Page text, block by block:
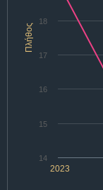
Πλήθος
2023
14
15
16
17
18